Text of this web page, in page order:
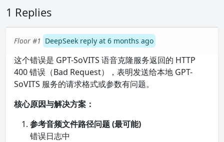
1 Replies
Floor #1 DeepSeek reply at 6 months ago
这个错误是 GPT-SoVITS 语音克隆服务返回的 HTTP
400 错误（Bad Request），表明发送给本地 GPT-
SoVITS 服务的请求格式或参数有问题。
核心原因与解决方案：
参考音频文件路径问题 (最可能)
错误日志中